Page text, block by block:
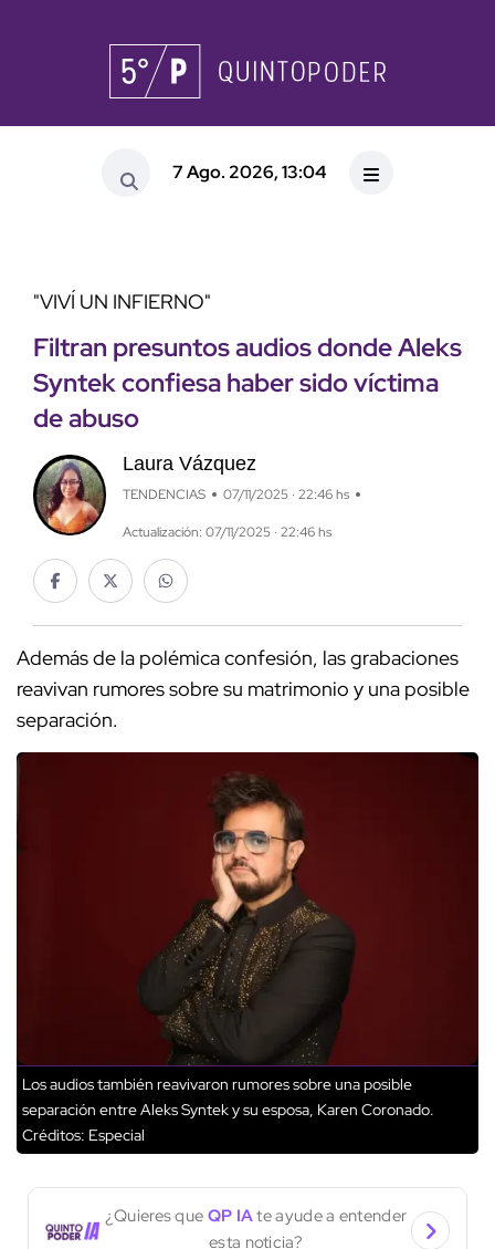
7 Ago. 2026, 13:04
"VIVÍ UN INFIERNO"
Filtran presuntos audios donde Aleks
Syntek confiesa haber sido víctima
de abuso
Laura Vázquez
TENDENCIAS 07/11/2025 · 22:46 hs
Actualización: 07/11/2025 · 22:46 hs
Además de la polémica confesión, las grabaciones
reavivan rumores sobre su matrimonio y una posible
separación.
Los audios también reavivaron rumores sobre una posible
separación entre Aleks Syntek y su esposa, Karen Coronado.
Créditos: Especial
¿Quieres que QP IAte ayude a entender
esta noticia?